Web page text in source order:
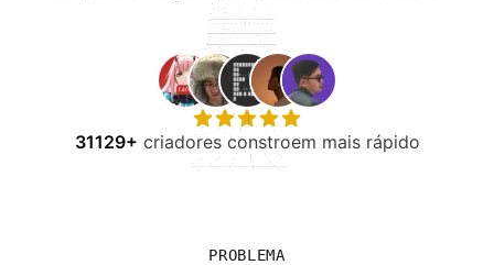
31129+ criadores constroem mais rápido
PROBLEMA